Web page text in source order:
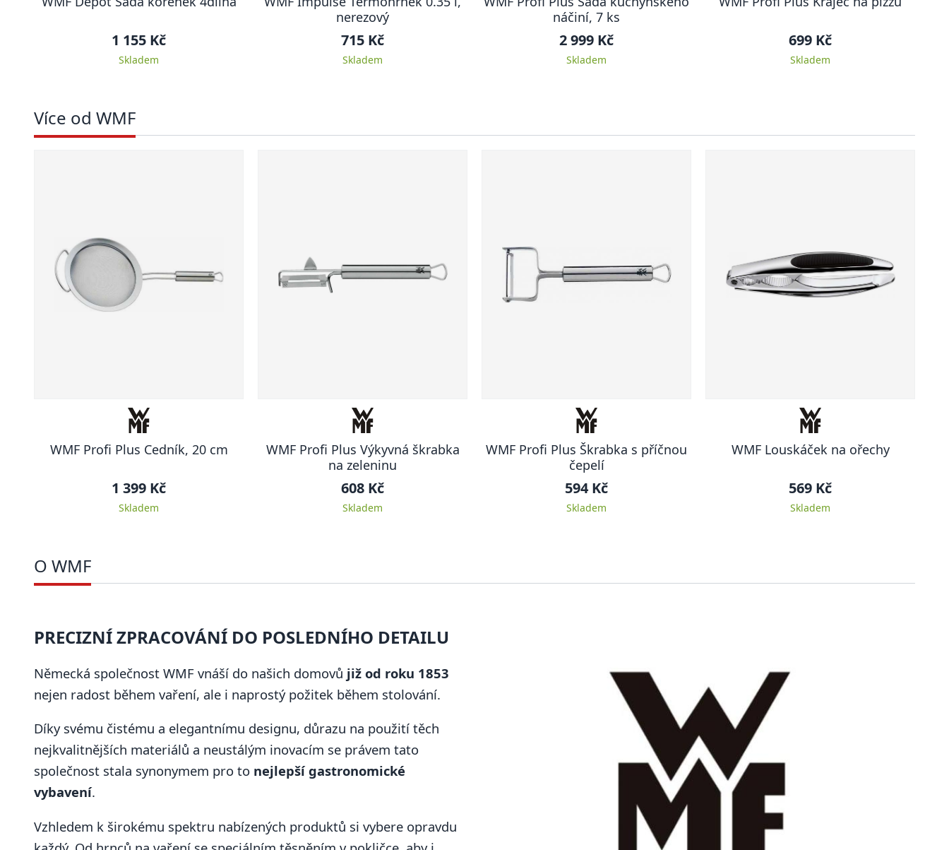
1 155 Kč
Skladem
nerezový
715 Kč
Skladem
náčiní, 7 ks
2 999 Kč
Skladem
699 Kč
Skladem
Více od WMF
WMF Profi Plus Cedník, 20 cm
1 399 Kč
Skladem
WMF Profi Plus Výkyvná škrabka
na zeleninu
608 Kč
Skladem
WMF Profi Plus Škrabka s příčnou
čepelí
594 Kč
Skladem
WMF Louskáček na ořechy
569 Kč
Skladem
O WMF
PRECIZNÍ ZPRACOVÁNÍ DO POSLEDNÍHO DETAILU
Německá společnost WMF vnáší do našich domovů již od roku 1853
nejen radost během vaření, ale i naprostý požitek během stolování.
Díky svému čistému a elegantnímu designu, důrazu na použití těch
nejkvalitnějších materiálů a neustálým inovacím se právem tato
společnost stala synonymem pro to nejlepší gastronomické
vybavení.
Vzhledem k širokému spektru nabízených produktů si vybere opravdu